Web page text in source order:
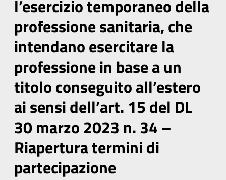
l’esercizio temporaneo della
professione sanitaria, che
intendano esercitare la
professione in base a un
titolo conseguito all’estero
ai sensi dell’art. 15 del DL
30 marzo 2023 n. 34 –
Riapertura termini di
partecipazione